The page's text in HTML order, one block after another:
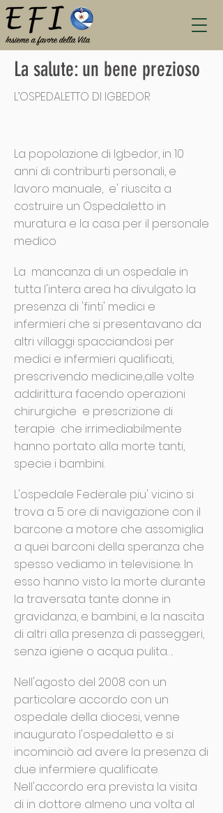
La salute: un bene prezioso
L’OSPEDALETTO DI IGBEDOR
La popolazione di Igbedor, in 10
anni di contriburti personali, e
lavoro manuale, e' riuscita a
costruire un Ospedaletto in
muratura e la casa per il personale
medico
La mancanza di un ospedale in
tutta l'intera area ha divulgato la
presenza di 'finti' medici e
infermieri che si presentavano da
altri villaggi spacciandosi per
medici e infermieri qualificati,
prescrivendo medicine,alle volte
addirittura facendo operazioni
chirurgiche e prescrizione di
terapie che irrimediabilmente
hanno portato alla morte tanti,
specie i bambini.
L'ospedale Federale piu' vicino si
trova a 5 ore di navigazione con il
barcone a motore che assomiglia
a quei barconi della speranza che
spesso vediamo in televisione. In
esso hanno visto la morte durante
la traversata tante donne in
gravidanza, e bambini, e la nascita
di altri alla presenza di passeggeri,
senza igiene o acqua pulita….
Nell'agosto del 2008 con un
particolare accordo con un
ospedale della diocesi, venne
inaugurato l'ospedaletto e si
incominciò ad avere la presenza di
due infermiere qualificate.
Nell'accordo era prevista la visita
di in dottore almeno una volta al